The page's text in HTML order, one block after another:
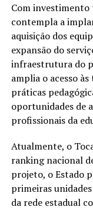
Com
contempla a
aquisição dos
expansão do
infraestrutura do
amplia o acesso
práticas
oportunidades de
profissionais da
Atualmente, o
ranking nacional
projeto, o Estado
primeiras
da rede estadual